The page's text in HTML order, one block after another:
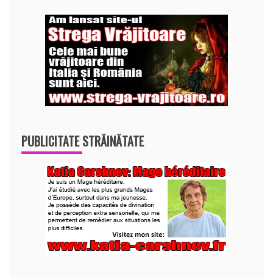
PUBLICITATE STRĂINĂTATE